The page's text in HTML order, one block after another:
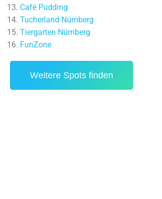
Café Pudding
Tucherland Nürnberg
Tiergarten Nürnberg
FunZone
Weitere Spots finden